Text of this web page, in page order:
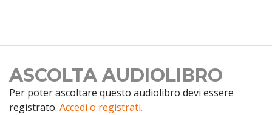
ASCOLTA AUDIOLIBRO
Per poter ascoltare questo audiolibro devi essere
registrato. Accedi o registrati.